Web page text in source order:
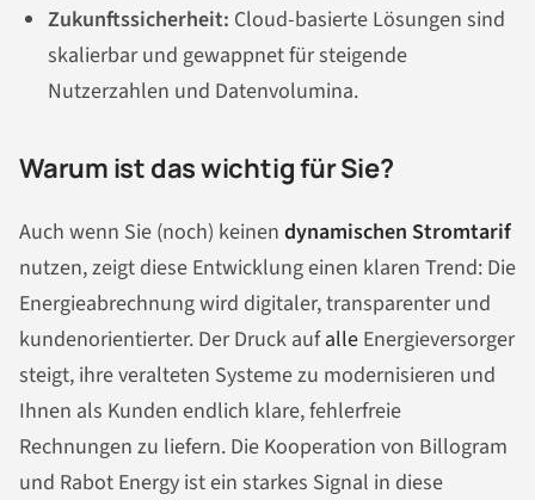
Zukunftssicherheit: Cloud-basierte Lösungen sind
skalierbar und gewappnet für steigende
Nutzerzahlen und Datenvolumina.
Warum ist das wichtig für Sie?
Auch wenn Sie (noch) keinen dynamischen Stromtarif
nutzen, zeigt diese Entwicklung einen klaren Trend: Die
Energieabrechnung wird digitaler, transparenter und
kundenorientierter. Der Druck aufalle Energieversorger
steigt, ihre veralteten Systeme zu modernisieren und
Ihnen als Kunden endlich klare, fehlerfreie
Rechnungen zu liefern. Die Kooperation von Billogram
und Rabot Energy ist ein starkes Signal in diese